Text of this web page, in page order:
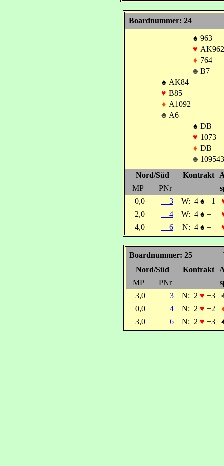
Boardnummer: 24
♠ 963
♥ AK962
♦ 764
♣ B7
♠ AK84
♥ B85
♦ A1092
♣ A6
♠ DB
♥ 1073
♦ DB
♣
Nord/Süd
Kontrakt
MP
PNr
0,0
3 W: 4 ♠ +1
2,0
4 W: 4 ♠ =
4,0
6 N: 4 ♠ =
Boardnummer: 25
Nord/Süd
Kontrakt
MP
PNr
3,0
3 N: 2 ♥ +3
0,0
4 N: 2 ♥ +2
3,0
6 N: 2 ♥ +3